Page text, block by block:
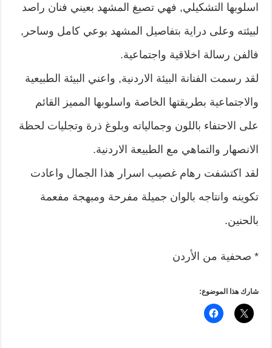
اسلوبها التشكيلي, فهي تصيغ المشهد بعيني فنان راصد
لبيئته وعلى دراية بتفاصيل المشهد بوعي كامل وساحر,
فالفن رسالة اخلاقية واجتماعية.
لقد رسمت الفنانة البيئة الاردنية, واعني البيئة الطبيعية
والاجتماعية بطريقتها الخاصة واسلوبها المميز القائم
على الاحتفاء باللون وجمالياته وبلوغ ذرة وتجليات لحظة
الانصهار والتماهي مع الطبيعة الاردنية.
لقد اكتشفت رهام غصيب اسرار هذا الجمال واعادت
تكوينه وانتاجه بالوان جميلة مفرحة ومبهجة مفعمة
بالحنين.
* صحفية من الأردن
شارك هذا الموضوع: